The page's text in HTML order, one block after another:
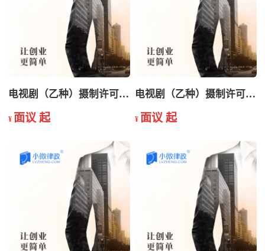
电视剧（乙种）摄制许可证申请
¥ 面议 起
电视剧（乙种）摄制许可证延续
¥ 面议 起